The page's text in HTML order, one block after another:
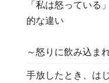
「私は怒っている
的な違い
～怒りに飲み込ま
手放したとき、は